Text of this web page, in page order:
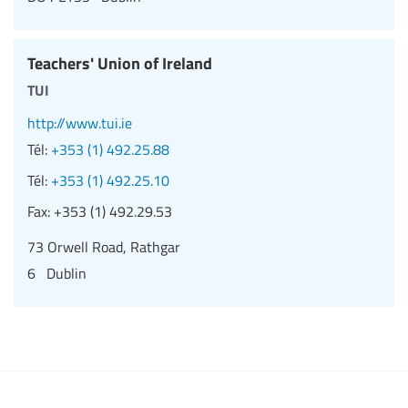
Teachers' Union of Ireland
tui
http://www.tui.ie
Tél: +353 (1) 492.25.88
Tél: +353 (1) 492.25.10
Fax: +353 (1) 492.29.53
73 Orwell Road, Rathgar
6 Dublin